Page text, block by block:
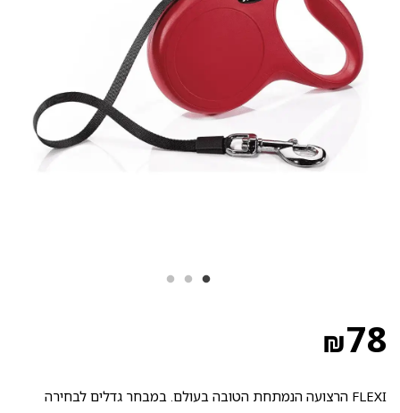
₪78
FLEXI הרצועה הנמתחת הטובה בעולם. במבחר גדלים לבחירה